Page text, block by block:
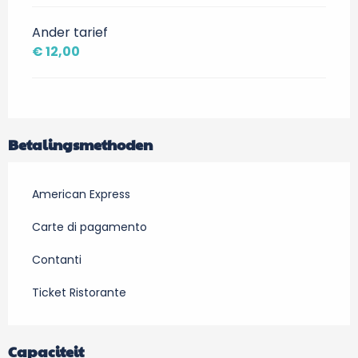
Ander tarief
€ 12,00
Betalingsmethoden
American Express
Carte di pagamento
Contanti
Ticket Ristorante
Capaciteit